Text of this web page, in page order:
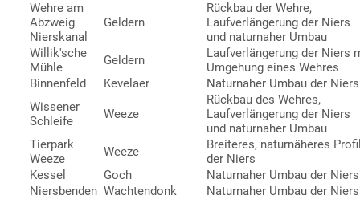
Wehre am
Abzweig
Nierskanal
Geldern
Rückbau der Wehre,
Laufverlängerung der Niers
und naturnaher Umbau
Willik'sche
Mühle
Geldern
Laufverlängerung der Niers
Umgehung eines Wehres
Binnenfeld
Kevelaer
Naturnaher Umbau der Niers
Wissener
Schleife
Weeze
Rückbau des Wehres,
Laufverlängerung der Niers
und naturnaher Umbau
Tierpark
Weeze
Weeze
Breiteres, naturnäheres
der Niers
Kessel
Goch
Naturnaher Umbau der Niers
Niersbenden Wachtendonk
Naturnaher Umbau der Niers